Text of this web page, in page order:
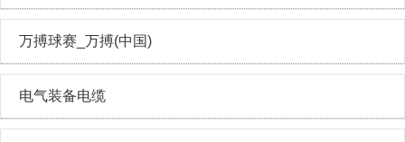
万搏球赛_万搏(中国)
电气装备电缆